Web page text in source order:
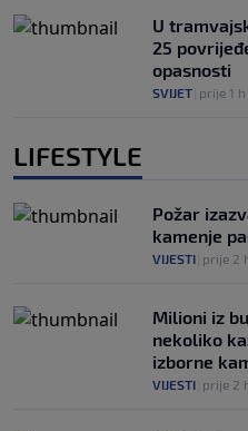
U
25
opasnosti
SVIJET prije 1 h
LIFESTYLE
Požar
kamenje
VIJESTI prije 2
Milioni iz
nekoliko
izborne
VIJESTI prije 2